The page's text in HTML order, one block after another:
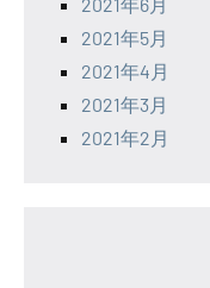
2021年5月
2021年4月
2021年3月
2021年2月